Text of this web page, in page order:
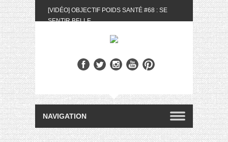
[VIDÉO] OBJECTIF POIDS SANTÉ #68 : SE
SENTIR BELLE
BIOTYFULL BOX DU MOIS DE MAI 2024 FEAT.
[VIDÉO] QUITOQUE #10 : MEAL PREP &
CONVIVIALITÉ
[VIDÉO] UNBOXING : LES MY LITTLE &
BIOTYFULL BOX DU MOIS D’AVRIL 2024
FEAT. AKILA